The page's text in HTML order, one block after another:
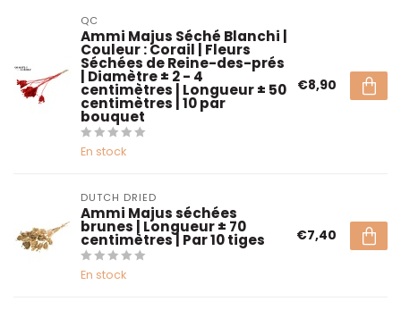
QC
Ammi Majus Séché Blanchi |
Couleur : Corail | Fleurs
Séchées de Reine-des-prés
| Diamètre ± 2 - 4
centimètres | Longueur ± 50
centimètres | 10 par
bouquet
En stock
€8,90
DUTCH DRIED
Ammi Majus séchées
brunes | Longueur ± 70
centimètres | Par 10 tiges
En stock
€7,40